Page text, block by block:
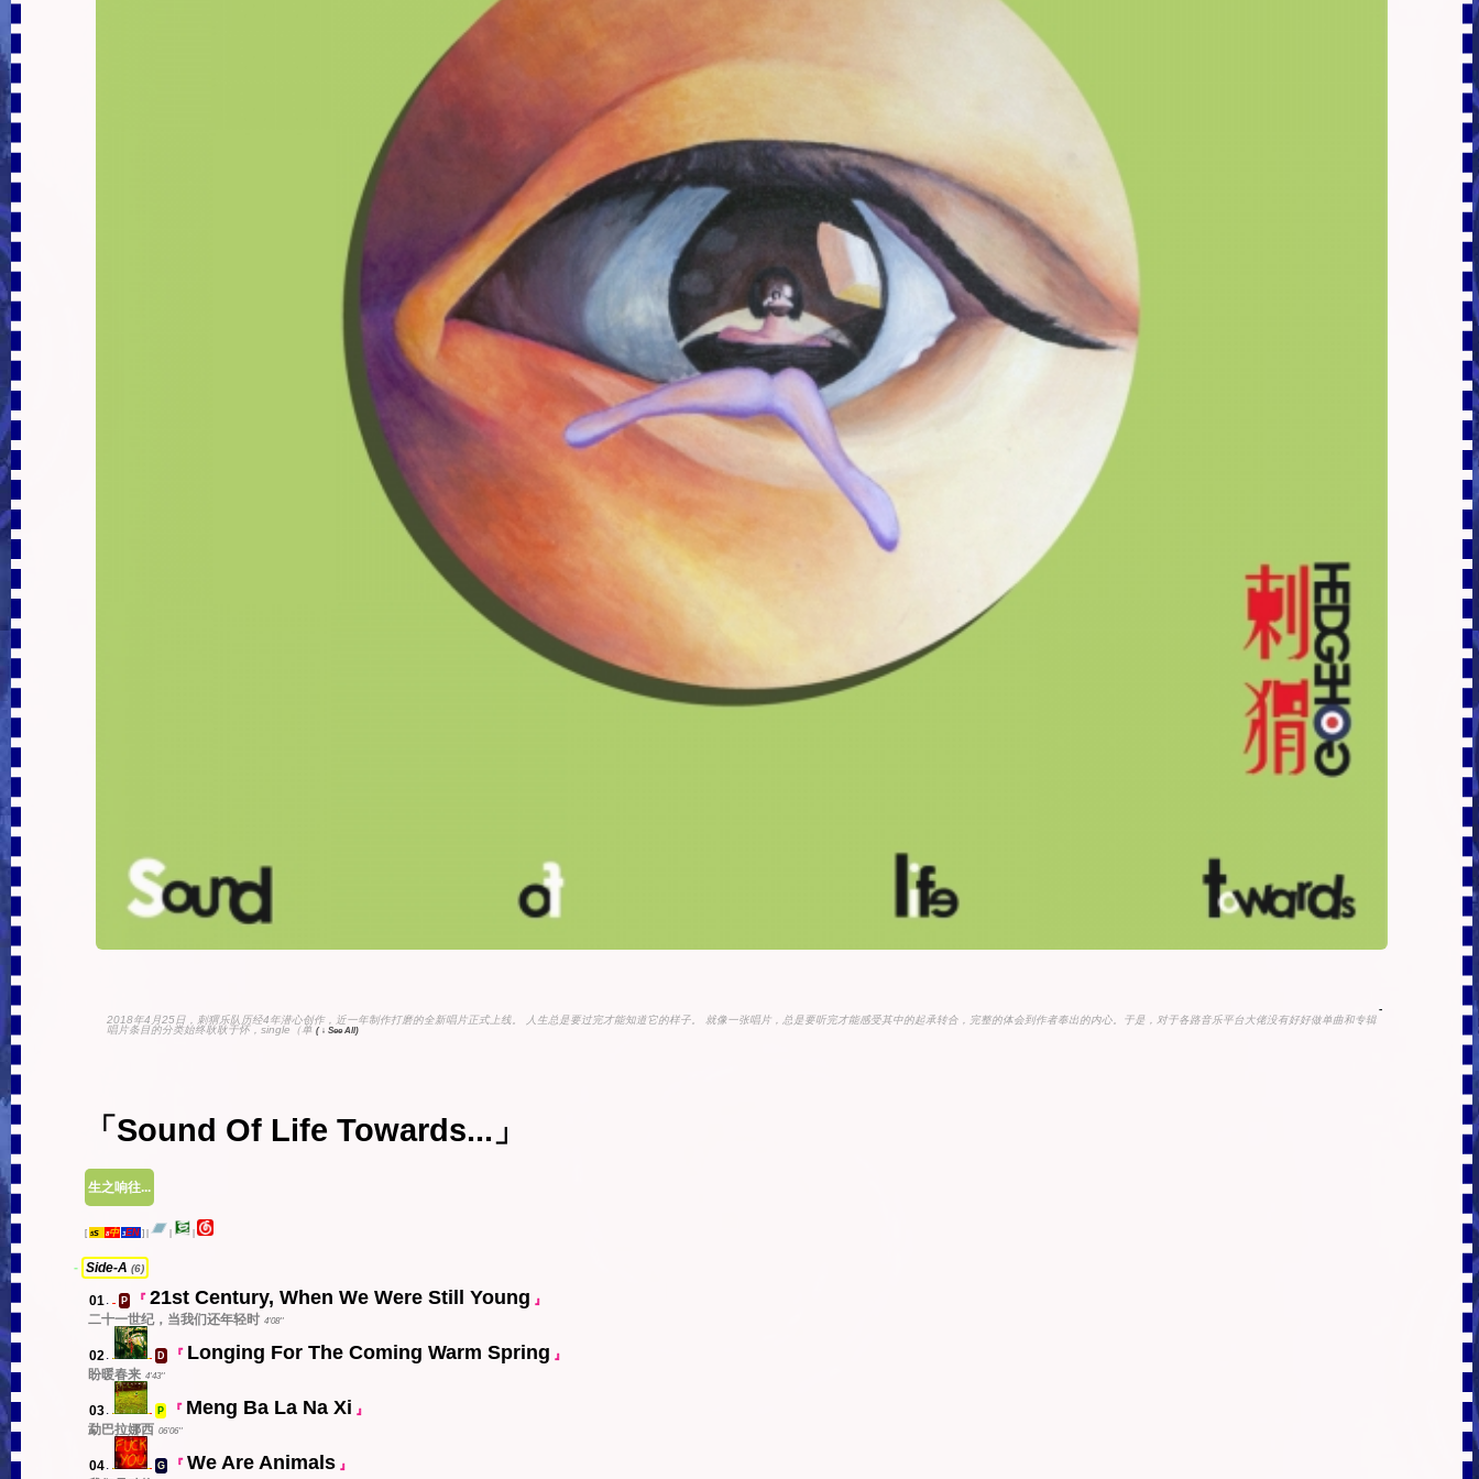
-
2018年4月25日，刺猬乐队历经4年潜心创作，近一年制作打磨的全新唱片正式上线。 人生总是要过完才能知道它的样子。 就像一张唱片，总是要听完才能感受其中的起承转合，完整的体会到作者奉出的内心。于是，对于各路音乐平台大佬没有好好做单曲和专辑
唱片条目的分类始终耿耿于怀，single（单 ( ↓ See All)
「Sound Of Life Towards...」
生之响往...
[ 5s 8中 3EN ] | | |
- Side-A (6)
01 . P 『 21st Century, When We Were Still Young 』
二十一世纪，当我们还年轻时 4'08''
02 . D 『 Longing For The Coming Warm Spring 』
盼暖春来 4'43''
03. P 『 Meng Ba La Na Xi 』
勐巴拉娜西 06'06''
04. G 『 We Are Animals 』